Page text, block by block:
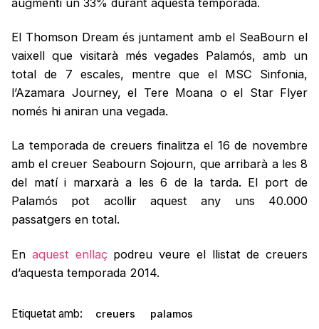
augmenti un 33% durant aquesta temporada.
El Thomson Dream és juntament amb el SeaBourn el
vaixell que visitarà més vegades Palamós, amb un
total de 7 escales, mentre que el MSC Sinfonia,
l’Azamara Journey, el Tere Moana o el Star Flyer
només hi aniran una vegada.
La temporada de creuers finalitza el 16 de novembre
amb el creuer Seabourn Sojourn, que arribarà a les 8
del matí i marxarà a les 6 de la tarda. El port de
Palamós pot acollir aquest any uns 40.000
passatgers en total.
En aquest enllaçpodreu veure el llistat de creuers
d’aquesta temporada 2014.
Etiquetat amb: creuers palamos